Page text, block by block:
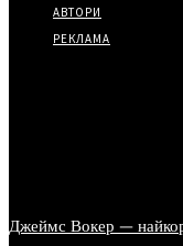
АВТОРИ
РЕКЛАМА
Джеймс Вокер —